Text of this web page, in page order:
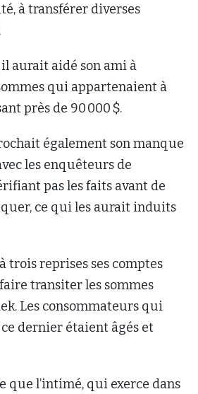
à transférer diverses
aurait aidé son ami à
qui appartenaient à
près de 90 000 $.
également son manque
les enquêteurs de
pas les faits avant de
ce qui les aurait induits
trois reprises ses comptes
transiter les sommes
Les consommateurs qui
dernier étaient âgés et
que l’intimé, qui exerce dans